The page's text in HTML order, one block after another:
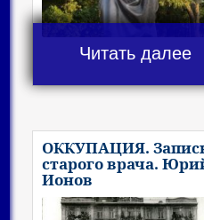
Читать далее
ОККУПАЦИЯ.
старого врача.
Ионов